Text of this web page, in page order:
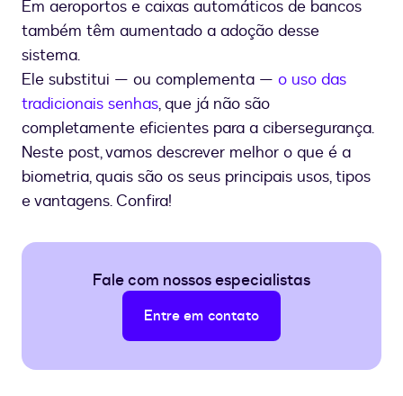
Em aeroportos e caixas automáticos de bancos
também têm aumentado a adoção desse
sistema.
Ele substitui — ou complementa — o uso das
tradicionais senhas, que já não são
completamente eficientes para a cibersegurança.
Neste post, vamos descrever melhor o que é a
biometria, quais são os seus principais usos, tipos
e vantagens. Confira!
Fale com nossos especialistas
Entre em contato